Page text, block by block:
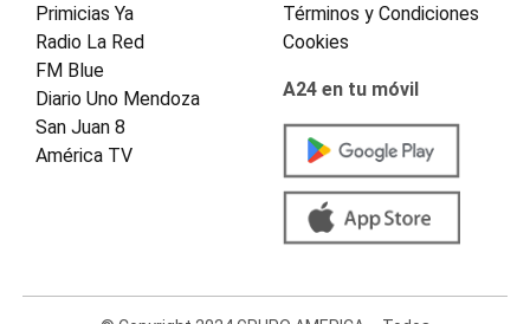
Primicias Ya
Radio La Red
FM Blue
Diario Uno Mendoza
San Juan 8
América TV
Términos y Condiciones
Cookies
A24 en tu móvil